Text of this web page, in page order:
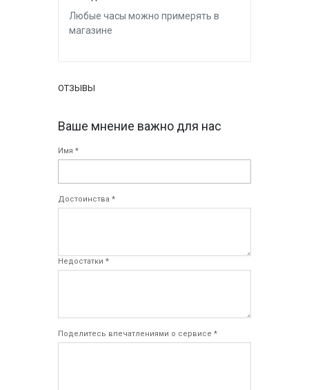
Любые часы можно примерять в
магазине
ОТЗЫВЫ
Ваше мнение важно для нас
Имя *
Достоинства *
Недостатки *
Поделитесь впечатлениями о сервисе *